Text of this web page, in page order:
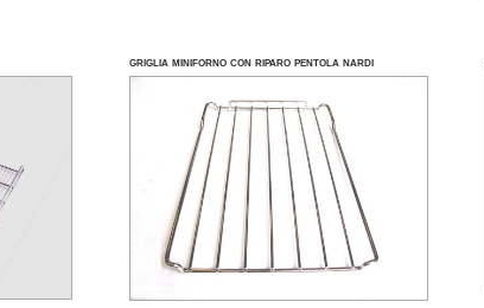
griglia miniforno con riparo pentola nardi